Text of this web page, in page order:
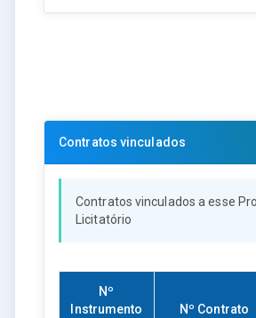
Contratos vinculados
Contratos vinculados a esse
Licitatório
Nº
Instrumento
Nº Contrato